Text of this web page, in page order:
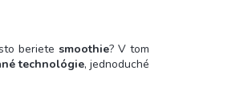
beriete smoothie? V tom
technológie, jednoduché